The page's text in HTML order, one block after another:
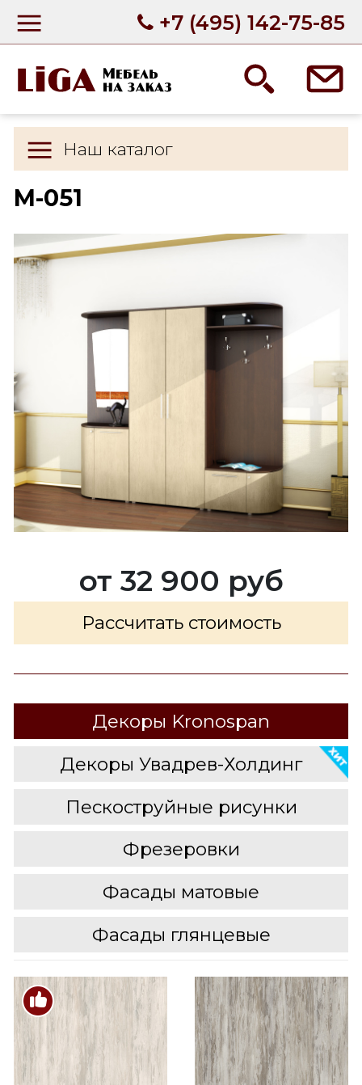
+7 (495) 142-75-85
Наш каталог
М-051
от 32 900 руб
Рассчитать стоимость
Декоры Kronospan
Декоры Увадрев-Холдинг
Пескоструйные рисунки
Фрезеровки
Фасады матовые
Фасады глянцевые